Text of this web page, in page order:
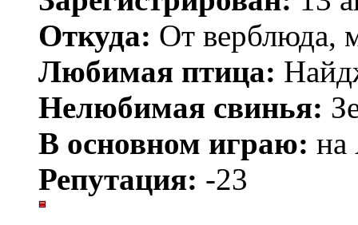
Откуда: От верблюда,
Любимая птица:
Нелюбимая свинья:
В основном играю: на
Репутация: -23